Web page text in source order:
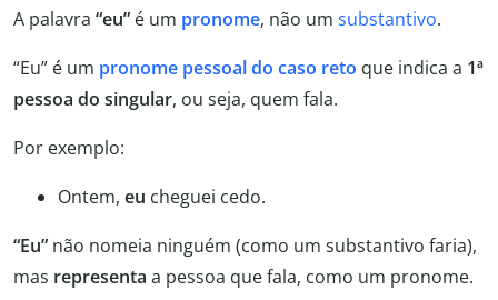
A palavra “eu” é um pronome, não um substantivo.
“Eu” é um pronome pessoal do caso reto que indica a 1ª
pessoa do singular, ou seja, quem fala.
Por exemplo:
Ontem, eu cheguei cedo.
“Eu” não nomeia ninguém (como um substantivo faria),
mas representa a pessoa que fala, como um pronome.